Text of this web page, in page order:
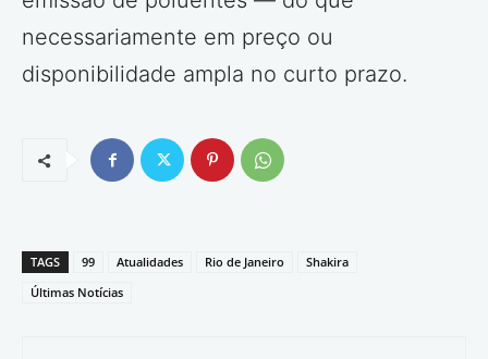
necessariamente em preço ou
disponibilidade ampla no curto prazo.
TAGS 99 Atualidades Rio de Janeiro
Shakira
Últimas Notícias